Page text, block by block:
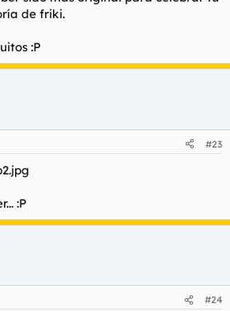
de friki.
:P
#23
:P
#24